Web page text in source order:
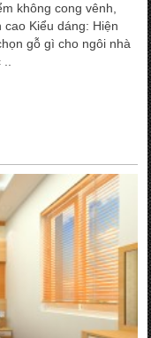
không cong vênh,
Kiểu dáng: Hiện
gỗ gì cho ngôi nhà
..